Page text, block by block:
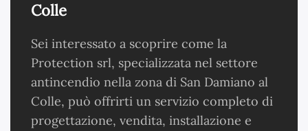
Colle
Sei interessato a scoprire come la
Protection srl, specializzata nel settore
antincendio nella zona di San Damiano al
Colle, può offrirti un servizio completo di
progettazione, vendita, installazione e